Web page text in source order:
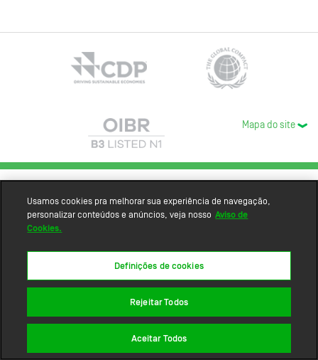
Mapa do site
Usamos cookies pra melhorar sua experiência de navegação,
personalizar conteúdos e anúncios, veja nosso Aviso de
Cookies.
Definições de cookies
Rejeitar Todos
Aceitar Todos